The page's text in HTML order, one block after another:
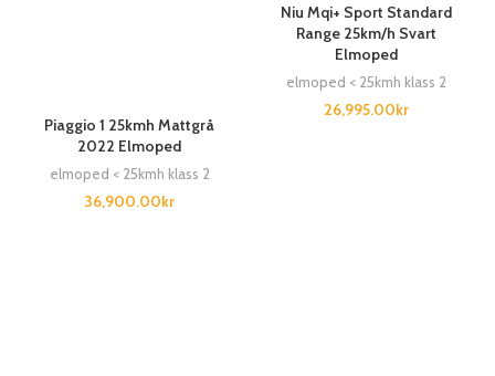
Piaggio 1 25kmh Mattgrå
2022 Elmoped
elmoped < 25kmh klass 2
36,900.00kr
Niu Mqi+ Sport Standard
Range 25km/h Svart
Elmoped
elmoped < 25kmh klass 2
26,995.00kr